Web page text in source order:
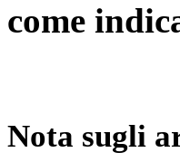
come
Nota sugli